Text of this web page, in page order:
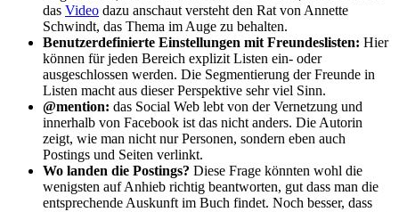
das Video dazu anschaut versteht den Rat von Annette
Schwindt, das Thema im Auge zu behalten.
Benutzerdefinierte Einstellungen mit Freundeslisten: Hier
können für jeden Bereich explizit Listen ein- oder
ausgeschlossen werden. Die Segmentierung der Freunde in
Listen macht aus dieser Perspektive sehr viel Sinn.
@mention: das Social Web lebt von der Vernetzung und
innerhalb von Facebook ist das nicht anders. Die Autorin
zeigt, wie man nicht nur Personen, sondern eben auch
Postings und Seiten verlinkt.
Wo landen die Postings? Diese Frage könnten wohl die
wenigsten auf Anhieb richtig beantworten, gut dass man die
entsprechende Auskunft im Buch findet. Noch besser, dass